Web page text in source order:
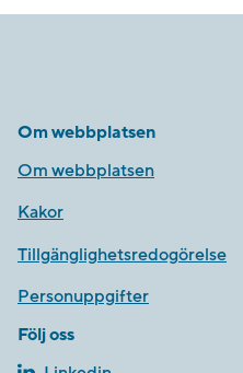
Om webbplatsen
Om webbplatsen
Kakor
Tillgänglighetsredogörelse
Personuppgifter
Följ oss